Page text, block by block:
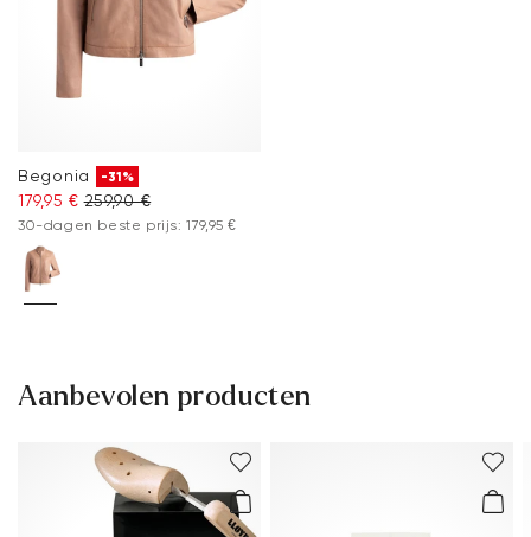
Begonia -31%
179,95 € 259,90 €
30-dagen beste prijs: 179,95 €
Aanbevolen producten